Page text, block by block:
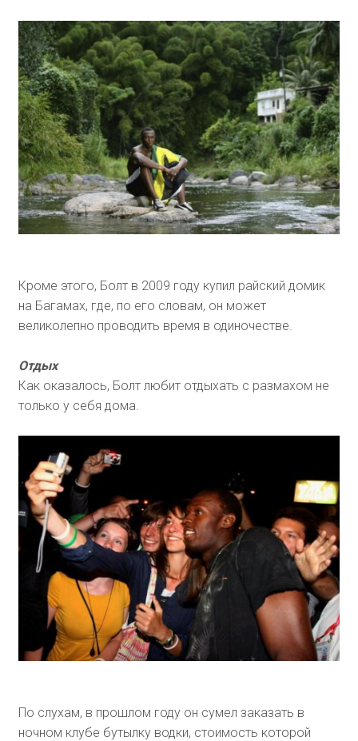
Кроме этого, Болт в 2009 году купил райский домик
на Багамах, где, по его словам, он может
великолепно проводить время в одиночестве.
Отдых
Как оказалось, Болт любит отдыхать с размахом не
только у себя дома.
По слухам, в прошлом году он сумел заказать в
ночном клубе бутылку водки, стоимость которой